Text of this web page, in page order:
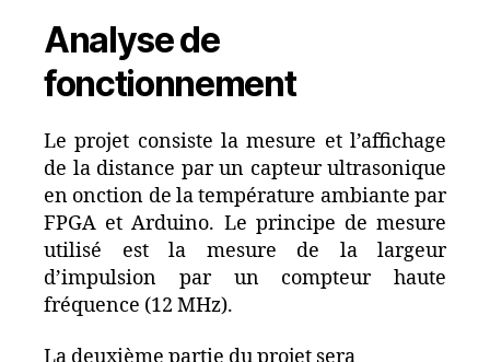
Analyse de
fonctionnement
Le projet consiste la mesure et l’affichage
de la distance par un capteur ultrasonique
en onction de la température ambiante par
FPGA et Arduino. Le principe de mesure
utilisé est la mesure de la largeur
d’impulsion par un compteur haute
fréquence (12 MHz).